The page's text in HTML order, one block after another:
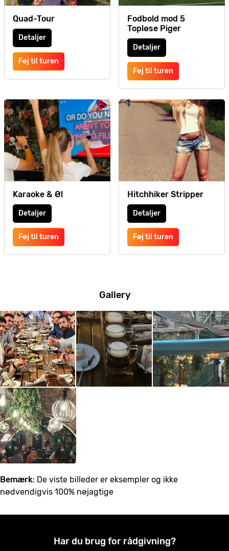
Quad-Tour
Detaljer
Føj til turen
Fodbold mod 5
Topløse Piger
Detaljer
Føj til turen
Karaoke & Øl
Detaljer
Føj til turen
Hitchhiker Stripper
Detaljer
Føj til turen
Gallery
Bemærk: De viste billeder er eksempler og ikke
nødvendigvis 100% nøjagtige
Har du brug for rådgivning?